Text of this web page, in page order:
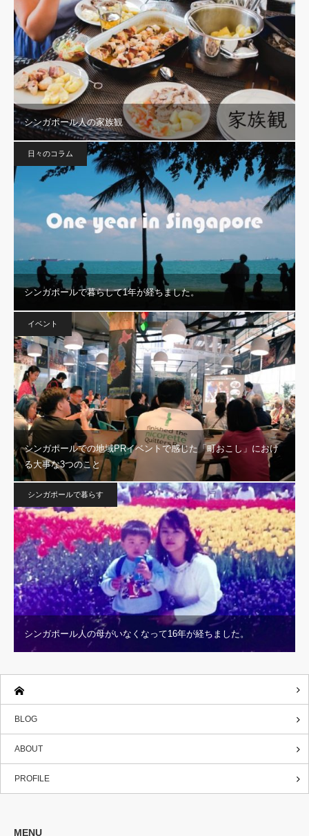
シンガポール人の家族観
日々のコラム
シンガポールで暮らして1年が経ちました。
イベント
シンガポールでの地域PRイベントで感じた「町おこし」におけ
る大事な3つのこと
シンガポールで暮らす
シンガポール人の母がいなくなって16年が経ちました。
BLOG
ABOUT
PROFILE
MENU